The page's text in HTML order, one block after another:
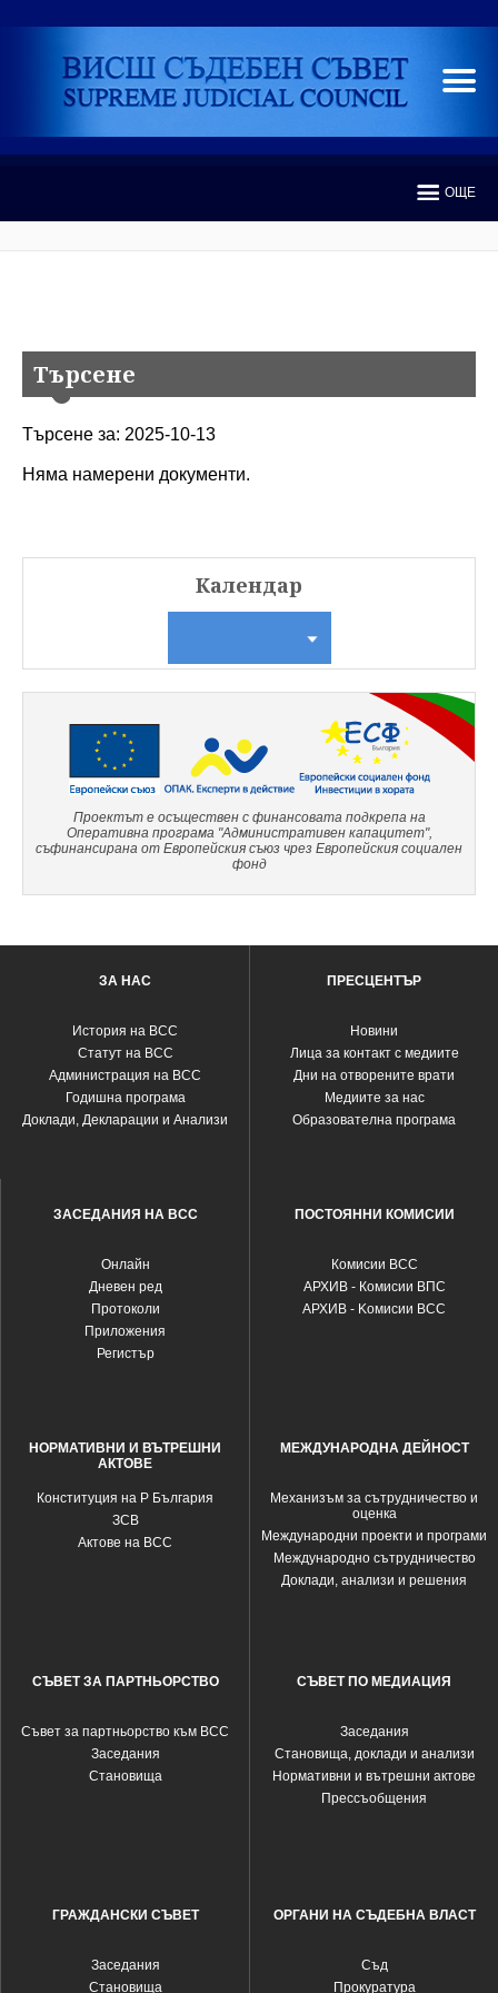
ОЩЕ
Търсене
Търсене за: 2025-10-13
Няма намерени документи.
Календар
Проектът е осъществен с финансовата подкрепа на
Оперативна програма "Административен капацитет",
съфинансирана от Европейския съюз чрез Европейския социален
фонд
ЗА НАС
История на ВСС
Статут на ВСС
Администрация на ВСС
Годишна програма
Доклади, Декларации и Анализи
ПРЕСЦЕНТЪР
Новини
Лица за контакт с медиите
Дни на отворените врати
Медиите за нас
Образователна програма
ЗАСЕДАНИЯ НА ВСС
Oнлайн
Дневен ред
Протоколи
Приложения
Регистър
ПОСТОЯННИ КОМИСИИ
Комисии ВСС
АРХИВ - Комисии ВПС
АРХИВ - Kомисии ВСС
НОРМАТИВНИ И ВЪТРЕШНИ
АКТОВЕ
Конституция на Р България
ЗСВ
Актове на ВСС
МЕЖДУНАРОДНА ДЕЙНОСТ
Механизъм за сътрудничество и
оценка
Международни проекти и програми
Международно сътрудничество
Доклади, анализи и решения
СЪВЕТ ЗА ПАРТНЬОРСТВО
Съвет за партньорство към ВСС
Заседания
Становища
СЪВЕТ ПО МЕДИАЦИЯ
Заседания
Становища, доклади и анализи
Нормативни и вътрешни актове
Прессъобщения
ГРАЖДАНСКИ СЪВЕТ
Заседания
Становища
ОРГАНИ НА СЪДЕБНА ВЛАСТ
Съд
Прокуратура